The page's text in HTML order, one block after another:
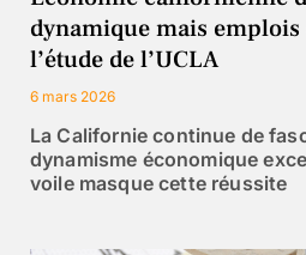
dynamique mais
l’étude de l’UCLA
6 mars 2026
La Californie continue de
dynamisme économique
voile masque cette réussite